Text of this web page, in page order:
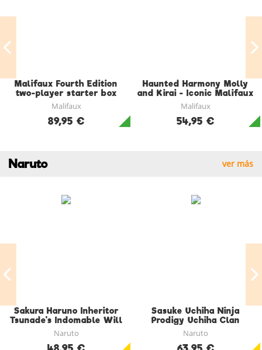
Malifaux Fourth Edition
two-player starter box
Malifaux
89,95 €
Haunted Harmony Molly
and Kirai - Iconic Malifaux
Fourth Edition
Malifaux
54,95 €
Naruto ver más
Sakura Haruno Inheritor
Tsunade's Indomable Will
VER Figura 14 CM SH
Figuarts
Naruto
Sasuke Uchiha Ninja
Prodigy Uchiha Clan
Bloodline SH Figuarts
Figura 13 CM
Naruto